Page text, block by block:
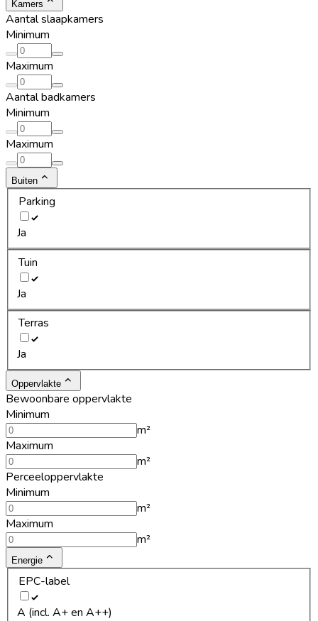
Kamers
Aantal slaapkamers
Minimum
Maximum
Aantal badkamers
Minimum
Maximum
Buiten
Parking
Ja
Tuin
Ja
Terras
Ja
Oppervlakte
Bewoonbare oppervlakte
Minimum
m²
Maximum
m²
Perceeloppervlakte
Minimum
m²
Maximum
m²
Energie
EPC-label
A (incl. A+ en A++)